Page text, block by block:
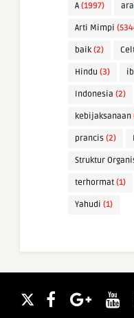
A (1997)
Arti Mimpi
baik (2)
Hindu (3)
Indonesia (2)
kebijaksanaan
prancis (2)
Struktur
terhormat (1)
Yahudi (1)